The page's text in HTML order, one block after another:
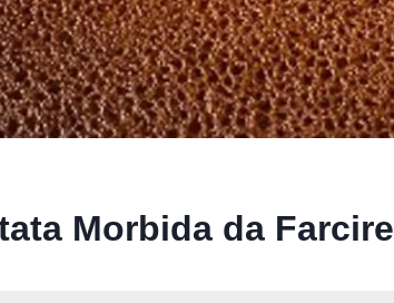
Morbida da Farcire